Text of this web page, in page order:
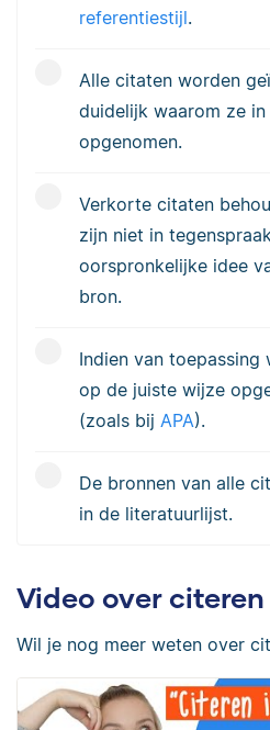
referentiestijl.
Alle citaten worden
duidelijk waarom ze
opgenomen.
Verkorte citaten
zijn niet in
oorspronkelijke idee
bron.
Indien van
op de juiste wijze
(zoals bij APA).
De bronnen van alle
in de literatuurlijst.
Video over citeren
Wil je nog meer weten over